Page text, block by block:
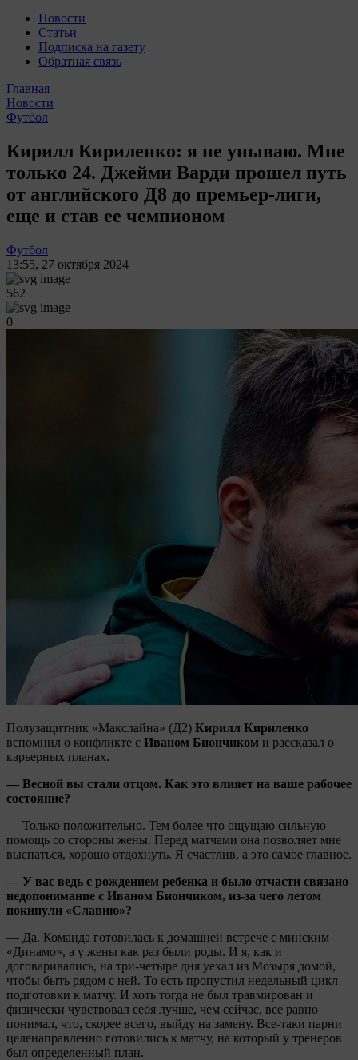
Новости
Статьи
Подписка на газету
Обратная связь
Главная
Новости
Футбол
Кирилл Кириленко: я не унываю. Мне
только 24. Джейми Варди прошел путь
от английского Д8 до премьер-лиги,
еще и став ее чемпионом
Футбол
13:55, 27 октября 2024
562
0
Полузащитник «Макслайна» (Д2) Кирилл Кириленко
вспомнил о конфликте с Иваном Биончиком и рассказал о
карьерных планах.
— Весной вы стали отцом. Как это влияет на ваше рабочее
состояние?
— Только положительно. Тем более что ощущаю сильную
помощь со стороны жены. Перед матчами она позволяет мне
выспаться, хорошо отдохнуть. Я счастлив, а это самое главное.
— У вас ведь с рождением ребенка и было отчасти связано
недопонимание с Иваном Биончиком, из-за чего летом
покинули «Славию»?
— Да. Команда готовилась к домашней встрече с минским
«Динамо», а у жены как раз были роды. И я, как и
договаривались, на три-четыре дня уехал из Мозыря домой,
чтобы быть рядом с ней. То есть пропустил недельный цикл
подготовки к матчу. И хоть тогда не был травмирован и
физически чувствовал себя лучше, чем сейчас, все равно
понимал, что, скорее всего, выйду на замену. Все-таки парни
целенаправленно готовились к матчу, на который у тренеров
был определенный план.